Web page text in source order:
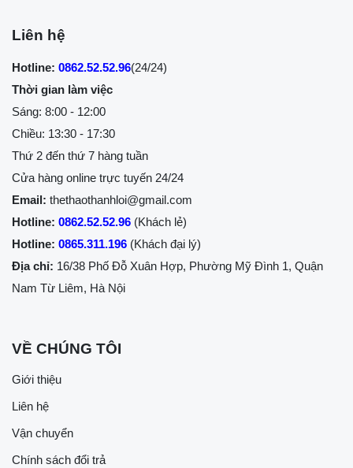
Liên hệ
Hotline: 0862.52.52.96(24/24)
Thời gian làm việc
Sáng: 8:00 - 12:00
Chiều: 13:30 - 17:30
Thứ 2 đến thứ 7 hàng tuần
Cửa hàng online trực tuyến 24/24
Email: thethaothanhloi@gmail.com
Hotline: 0862.52.52.96 (Khách lẻ)
Hotline: 0865.311.196 (Khách đại lý)
Địa chỉ: 16/38 Phố Đỗ Xuân Hợp, Phường Mỹ Đình 1, Quận
Nam Từ Liêm, Hà Nội
VỀ CHÚNG TÔI
Giới thiệu
Liên hệ
Vận chuyển
Chính sách đổi trả